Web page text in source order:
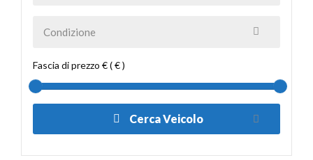
Fascia di prezzo € ( € )
Cerca Veicolo